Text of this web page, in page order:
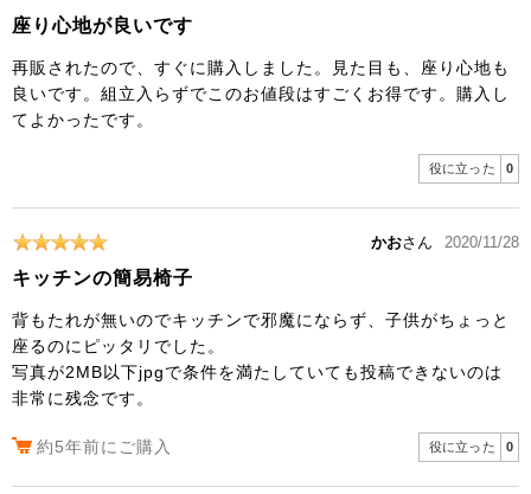
座り心地が良いです
再販されたので、すぐに購入しました。見た目も、座り心地も
良いです。組立入らずでこのお値段はすごくお得です。購入し
てよかったです。
役に立った 0
かおさん 2020/11/28
キッチンの簡易椅子
背もたれが無いのでキッチンで邪魔にならず、子供がちょっと
座るのにピッタリでした。
写真が2MB以下jpgで条件を満たしていても投稿できないのは
非常に残念です。
約5年前にご購入 役に立った 0